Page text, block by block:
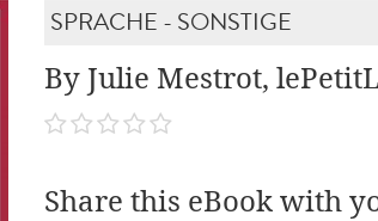
SPRACHE - SONSTIGE
By Julie Mestrot,
Share this eBook with